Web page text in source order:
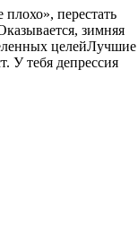
перестать
зимняя
целейЛучшие
У тебя депрессия